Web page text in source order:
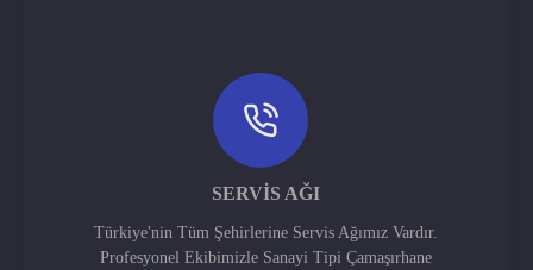
SERVIS AĞI
Türkiye'nin Tüm Şehirlerine Servis Ağımız Vardır.
Profesyonel Ekibimizle Sanayi Tipi Çamaşırhane